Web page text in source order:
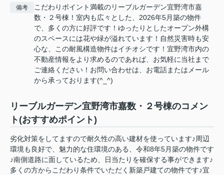
備考
こだわりポイント満載のリーブルガーデン宜野湾市嘉
数・２号棟！室内も広々とした、2026年5月築の物件
で、多くの方に好評です！ゆったりとしたオープン外構
のスペースには花や緑が溢れています！自然災害時も安
心な、この耐風構造物件はイチオシです！宜野湾市内の
不動産情報をより求めるのであれば、お気軽に当社まで
ご連絡ください！お問い合わせは、お電話またはメール
から承っております(^_^)
リーブルガーデン宜野湾市嘉数・２号棟のコメン
ト(おすすめポイント)
劣化対策をしてますので耐久性の高い建材を使っています♪周辺
環境も良好で、魅力的な住環境のある、令和8年5月築の物件です
♪南側道路に面しているため、日当たりを確保する事ができます♪
多くの方からこだわり条件でいただく新築戸建ての物件です♪宜